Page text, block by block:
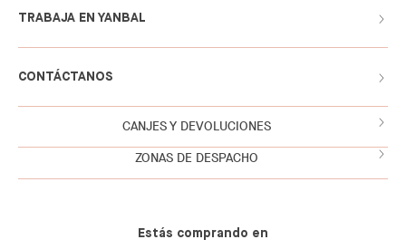
TRABAJA EN YANBAL
CONTÁCTANOS
CANJES Y DEVOLUCIONES
ZONAS DE DESPACHO
Estás comprando en